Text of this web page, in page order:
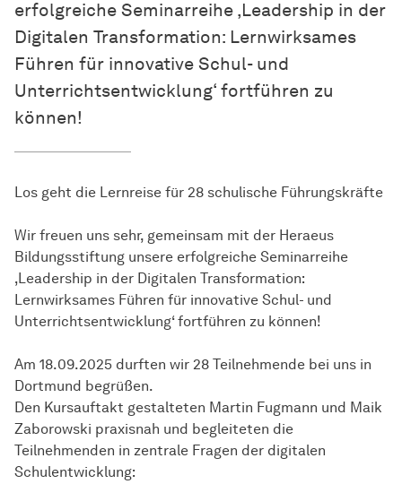
erfolgreiche Seminarreihe ‚Leadership in der
Digitalen Transformation: Lernwirksames
Führen für innovative Schul- und
Unterrichtsentwicklung‘ fortführen zu
können!
Los geht die Lernreise für 28 schulische Führungskräfte
Wir freuen uns sehr, gemeinsam mit der Heraeus
Bildungsstiftung unsere erfolgreiche Seminarreihe
‚Leadership in der Digitalen Transformation:
Lernwirksames Führen für innovative Schul- und
Unterrichtsentwicklung‘ fortführen zu können!
Am 18.09.2025 durften wir 28 Teilnehmende bei uns in
Dortmund begrüßen.
Den Kursauftakt gestalteten Martin Fugmann und Maik
Zaborowski praxisnah und begleiteten die
Teilnehmenden in zentrale Fragen der digitalen
Schulentwicklung: